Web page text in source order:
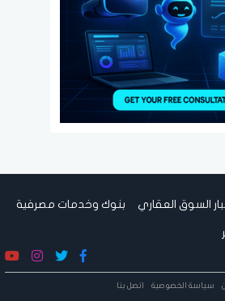
السوق العقاري بنوك وخدمات مصرفية
سياسة الخصوصية اتصل بنا